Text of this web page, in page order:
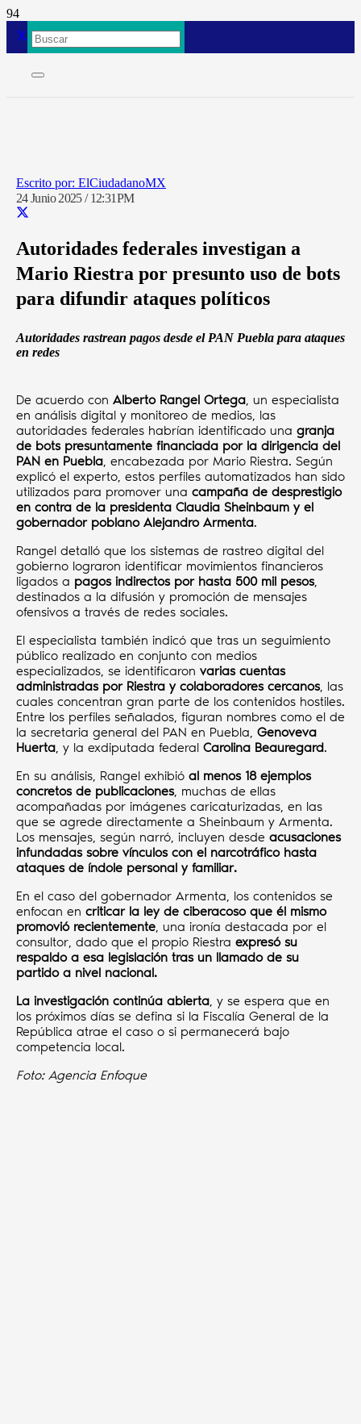
ElCiudadanoMX
24 Junio 2025 / 12:31PM
Autoridades federales investigan a
Mario Riestra por presunto uso de bots
para difundir ataques políticos
Autoridades rastrean pagos desde el PAN Puebla para ataques
en redes
De acuerdo con Alberto Rangel Ortega, un especialista
en análisis digital y monitoreo de medios, las
autoridades federales habrían identificado una granja
de bots presuntamente financiada por la dirigencia del
PAN en Puebla, encabezada por Mario Riestra. Según
explicó el experto, estos perfiles automatizados han sido
utilizados para promover una campaña de desprestigio
en contra de la presidenta Claudia Sheinbaum y el
gobernador poblano Alejandro Armenta.
Rangel detalló que los sistemas de rastreo digital del
gobierno lograron identificar movimientos financieros
ligados a pagos indirectos por hasta 500 mil pesos,
destinados a la difusión y promoción de mensajes
ofensivos a través de redes sociales.
El especialista también indicó que tras un seguimiento
público realizado en conjunto con medios
especializados, se identificaron varias cuentas
administradas por Riestra y colaboradores cercanos, las
cuales concentran gran parte de los contenidos hostiles.
Entre los perfiles señalados, figuran nombres como el de
la secretaria general del PAN en Puebla, Genoveva
Huerta, y la exdiputada federal Carolina Beauregard.
En su análisis, Rangel exhibió al menos 18 ejemplos
concretos de publicaciones, muchas de ellas
acompañadas por imágenes caricaturizadas, en las
que se agrede directamente a Sheinbaum y Armenta.
Los mensajes, según narró, incluyen desde acusaciones
infundadas sobre vínculos con el narcotráfico hasta
ataques de índole personal y familiar.
En el caso del gobernador Armenta, los contenidos se
enfocan en criticar la ley de ciberacoso que él mismo
promovió recientemente, una ironía destacada por el
consultor, dado que el propio Riestra expresó su
respaldo a esa legislación tras un llamado de su
partido a nivel nacional.
La investigación continúa abierta, y se espera que en
los próximos días se defina si la Fiscalía General de la
República atrae el caso o si permanecerá bajo
competencia local.
Foto: Agencia Enfoque